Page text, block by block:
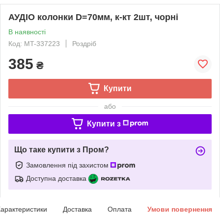
АУДІО колонки D=70мм, к-кт 2шт, чорні
В наявності
Код: MT-337223
Роздріб
385 ₴
Купити
або
Купити з
Що таке купити з Пром?
Замовлення під захистом
Доступна доставка
Доставка Оплата Умови повернення